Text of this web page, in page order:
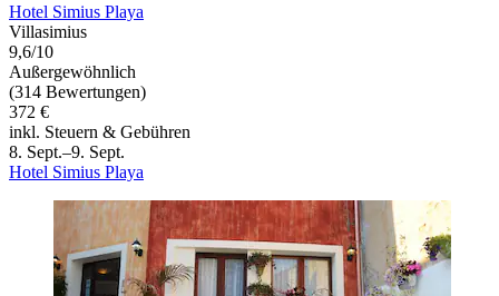
Hotel Simius Playa
Villasimius
9,6/10
Außergewöhnlich
(314 Bewertungen)
372 €
inkl. Steuern & Gebühren
8. Sept.–9. Sept.
Hotel Simius Playa